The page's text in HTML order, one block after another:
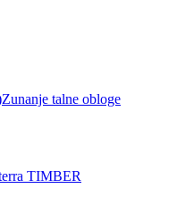
Zunanje talne obloge
TIMBER